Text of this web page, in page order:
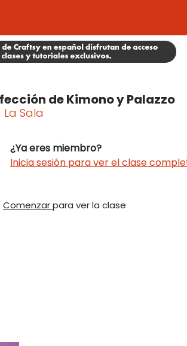
de Kimono y Palazzo
La Sala
¿Ya eres miembro?
Inicia sesión para ver el clase
Comenzarpara ver la clase